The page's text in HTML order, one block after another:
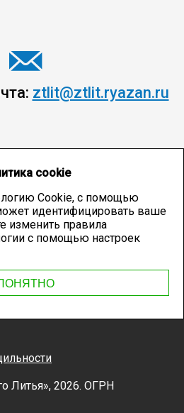
ztlit@ztlit.ryazan.ru
cookie
Cookie, с помощью
идентифицировать ваше
изменить правила
с помощью настроек
Литья», 2026. ОГРН